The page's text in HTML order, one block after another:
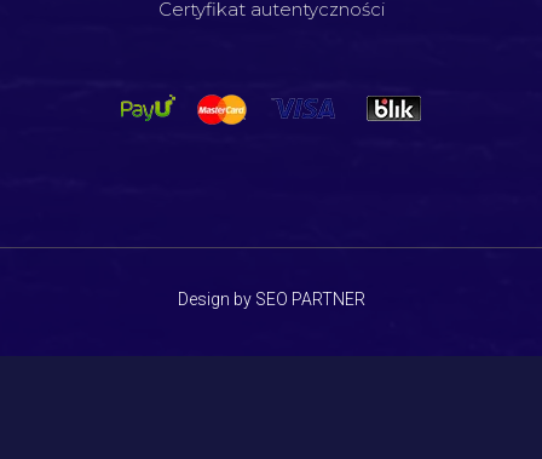
Certyfikat autentyczności
Design by SEO PARTNER